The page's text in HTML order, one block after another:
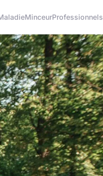
MinceurProfessionnels